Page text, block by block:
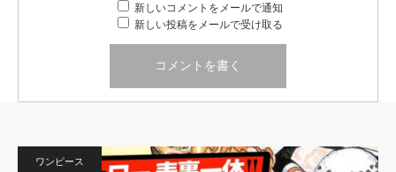
新しいコメントをメールで通知
新しい投稿をメールで受け取る
ワンピース